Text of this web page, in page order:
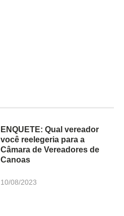
ENQUETE: Qual vereador
você reelegeria para a
Câmara de Vereadores de
Canoas
10/08/2023